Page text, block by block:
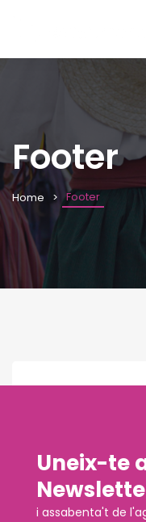
Footer
Home Footer
Uneix-te
i assabenta't de